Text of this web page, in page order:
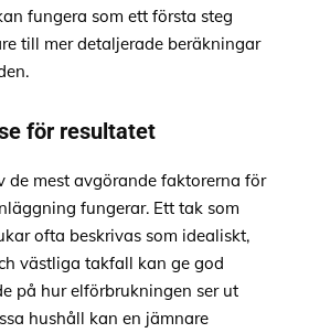
fungera som ett första steg
till mer detaljerade beräkningar
för resultatet
de mest avgörande faktorerna för
fungerar. Ett tak som
ofta beskrivas som idealiskt,
västliga takfall kan ge god
på hur elförbrukningen ser ut
hushåll kan en jämnare